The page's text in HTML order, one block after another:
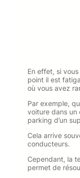
En effet, si
point il est
où vous avez
Par exemple,
voiture dans un
parking d’un
Cela arrive
conducteurs.
Cependant, la
permet de